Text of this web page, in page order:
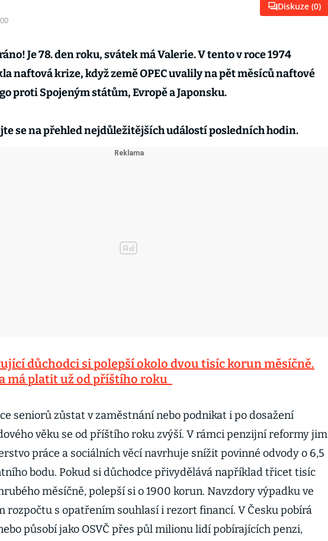
Diskuze (0)
Je 78. den roku, svátek má Valerie. V tento v roce 1974
naftová krize, když země OPEC uvalily na pět měsíců naftové
proti Spojeným státům, Evropě a Japonsku.
se na přehled nejdůležitějších událostí posledních hodin.
důchodci si polepší okolo dvou tisíc korun měsíčně.
má platit už od příštího roku
seniorů zůstat v zaměstnání nebo podnikat i po dosažení
věku se od příštího roku zvýší. V rámci penzijní reformy jim
práce a sociálních věcí navrhuje snížit povinné odvody o 6,5
bodu. Pokud si důchodce přivydělává například třicet tisíc
měsíčně, polepší si o 1900 korun. Navzdory výpadku ve
rozpočtu s opatřením souhlasí i rezort financí. V Česku pobírá
působí jako OSVČ přes půl milionu lidí pobírajících penzi,